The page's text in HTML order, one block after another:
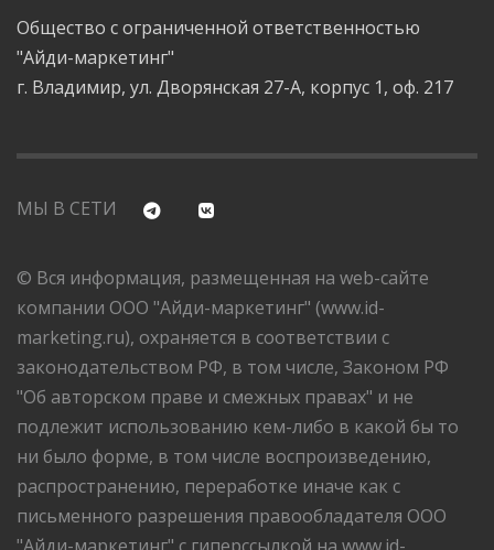
Общество с ограниченной ответственностью
"Айди-маркетинг"
г. Владимир, ул. Дворянская 27-А, корпус 1, оф. 217
МЫ В СЕТИ
© Вся информация, размещенная на web-сайте
компании ООО "Айди-маркетинг" (www.id-
marketing.ru), охраняется в соответствии с
законодательством РФ, в том числе, Законом РФ
"Об авторском праве и смежных правах" и не
подлежит использованию кем-либо в какой бы то
ни было форме, в том числе воспроизведению,
распространению, переработке иначе как с
письменного разрешения правообладателя ООО